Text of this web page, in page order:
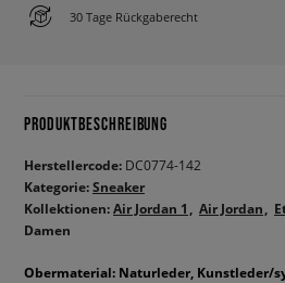
30 Tage Rückgaberecht
PRODUKTBESCHREIBUNG
Herstellercode: DC0774-142
Kategorie:Sneaker
Kollektionen:Air Jordan 1 Air Jordan
Damen
Obermaterial: Naturleder, Kunstleder/